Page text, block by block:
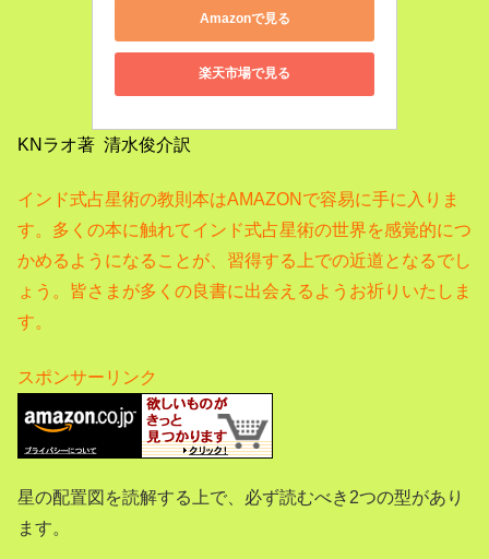
Amazonで見る
楽天市場で見る
KNラオ著 清水俊介訳
インド式占星術の教則本はAMAZONで容易に手に入りま
す。 多くの本に触れてインド式占星術の世界を感覚的につ
かめるようになることが、習得する上での近道となるでし
ょう。 皆さまが多くの良書に出会えるようお祈りいたしま
す。
スポンサーリンク
星の配置図を読解する上で、必ず読むべき2つの型があり
ます。